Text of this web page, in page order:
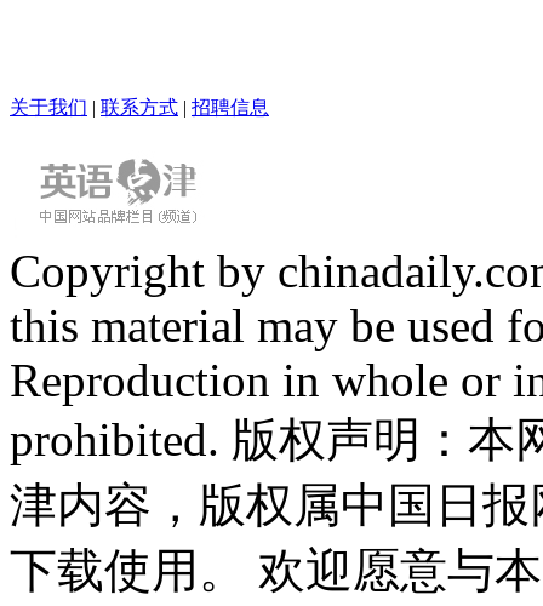
关于我们 | 联系方式 | 招聘信息
Copyright by
this material may be used
Reproduction in whole or
prohibited. 版权声明：
津内容，版权属中国日
下载使用。 欢迎愿意与